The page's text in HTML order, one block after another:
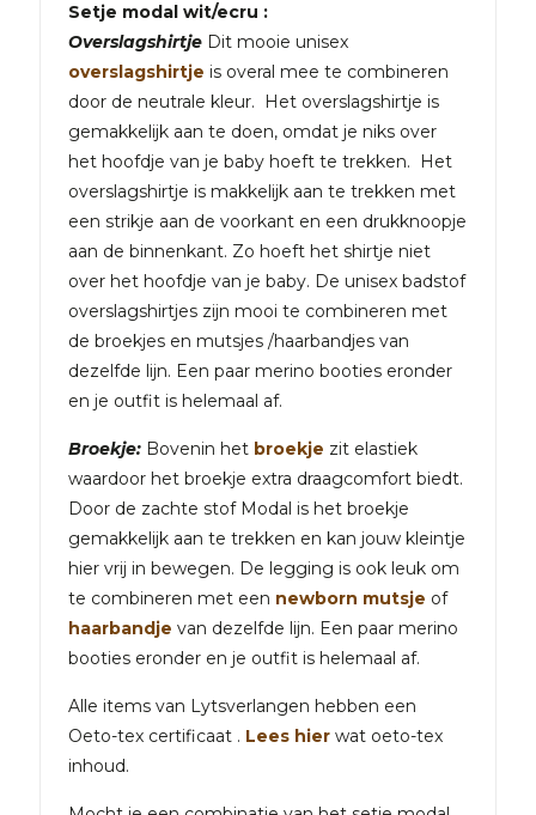
Setje modal wit/ecru :
Overslagshirtje Dit mooie unisex
overslagshirtje is overal mee te combineren
door de neutrale kleur. Het overslagshirtje is
gemakkelijk aan te doen, omdat je niks over
het hoofdje van je baby hoeft te trekken. Het
overslagshirtje is makkelijk aan te trekken met
een strikje aan de voorkant en een drukknoopje
aan de binnenkant. Zo hoeft het shirtje niet
over het hoofdje van je baby. De unisex badstof
overslagshirtjes zijn mooi te combineren met
de broekjes en mutsjes /haarbandjes van
dezelfde lijn. Een paar merino booties eronder
en je outfit is helemaal af.
Broekje: Bovenin het broekje zit elastiek
waardoor het broekje extra draagcomfort biedt.
Door de zachte stof Modal is het broekje
gemakkelijk aan te trekken en kan jouw kleintje
hier vrij in bewegen. De legging is ook leuk om
te combineren met een newborn mutsje of
haarbandje van dezelfde lijn. Een paar merino
booties eronder en je outfit is helemaal af.
Alle items van Lytsverlangen hebben een
Oeto-tex certificaat . Lees hier wat oeto-tex
inhoud.